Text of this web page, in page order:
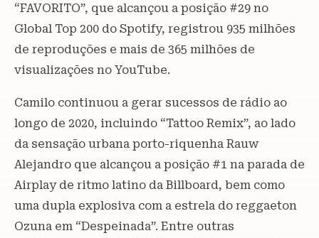
“FAVORITO”, que alcançou a posição #29 no
Global Top 200 do Spotify, registrou 935 milhões
de reproduções e mais de 365 milhões de
visualizações no YouTube.
Camilo continuou a gerar sucessos de rádio ao
longo de 2020, incluindo “Tattoo Remix”, ao lado
da sensação urbana porto-riquenha Rauw
Alejandro que alcançou a posição #1 na parada de
Airplay de ritmo latino da Billboard, bem como
uma dupla explosiva com a estrela do reggaeton
Ozuna em “Despeinada”. Entre outras